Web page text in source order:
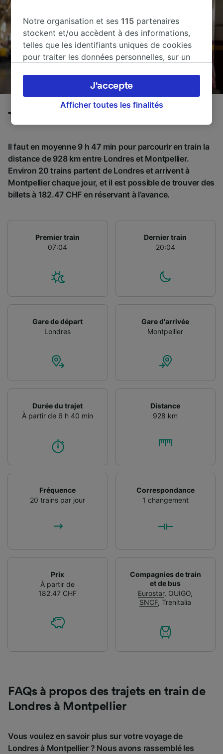
Trains de Londres à Montpellier
Il faut en moyenne 9 h 47 min pour parcourir en train la
distance de 928 km entre Londres et Montpellier.
Environ 20 trains partent de Londres et arrivent à
Montpellier chaque jour, et il est possible de trouver des
billets à 182.47 CHF en réservant à l’avance.
Premier train
07:04
Dernier train
20:04
Gare de départ
Londres
Gare d'arrivée
Montpellier
Durée du trajet
À partir de 6 h 40 min
Distance
928 km
Fréquence
20 trains par jour
Correspondance
1 changement
Prix
À partir de
182.47 CHF
Compagnies de train
et de bus
Eurostar, OUIGO,
SNCF,Trenitalia
FAQs à propos des trajets en train de
Londres à Montpellier
Vous voulez en savoir plus sur votre voyage de
Londres à Montpellier ? Nous avons rassemblé les
Notre organisation et ses115 partenaires
stockent et/ou accèdent à des informations,
telles que les identifiants uniques de cookies
pour traiter les données personnelles, sur un
préférences, notamment en exerçant votre
droit d’opposition à l’intérêt légitime, en
cliquant ci-dessous ou à tout moment sur la
Vos données ne seront pas utilisées à des fins
de traçage si vous nous avez demandé de ne
pas vous tracer.
Nos équipes ainsi que nos partenaires
finalités suivantes :
précises. Analyser activement les
caractéristiques de l’appareil pour
informations sur un appareil. Publicités et
contenu personnalisés, mesure de
Liste de nos partenaires (fournisseurs)
Afficher toutes les finalités
J'accepte